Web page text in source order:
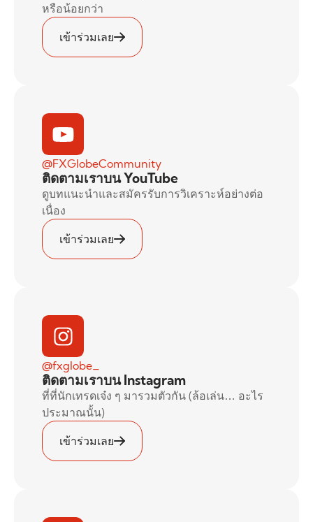
หรือน้อยกว่า
เข้าร่วมเลย
@FXGlobeCommunity
ติดตามเราบน YouTube
ดูบทแนะนำและสมัครรับการวิเคราะห์อย่างต่อ
เนื่อง
เข้าร่วมเลย
@fxglobe_
ติดตามเราบน Instagram
ที่ที่นักเทรดเจ๋ง ๆ มารวมตัวกัน (ล้อเล่น… อะไร
ประมาณนั้น)
เข้าร่วมเลย